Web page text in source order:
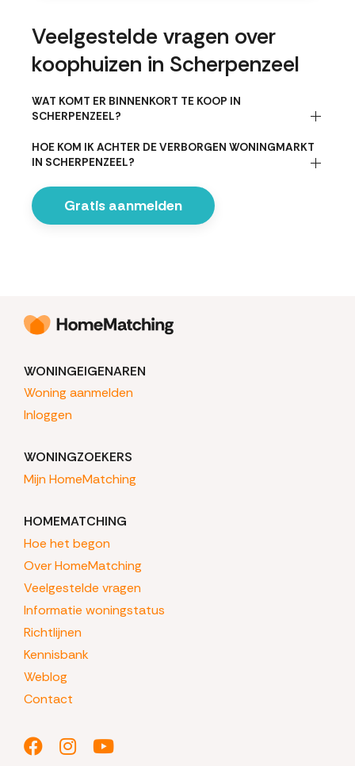
Veelgestelde vragen over
koophuizen in Scherpenzeel
WAT KOMT ER BINNENKORT TE KOOP IN
SCHERPENZEEL?
HOE KOM IK ACHTER DE VERBORGEN WONINGMARKT
IN SCHERPENZEEL?
Gratis aanmelden
WONINGEIGENAREN
Woning aanmelden
Inloggen
WONINGZOEKERS
Mijn HomeMatching
HOMEMATCHING
Hoe het begon
Over HomeMatching
Veelgestelde vragen
Informatie woningstatus
Richtlijnen
Kennisbank
Weblog
Contact